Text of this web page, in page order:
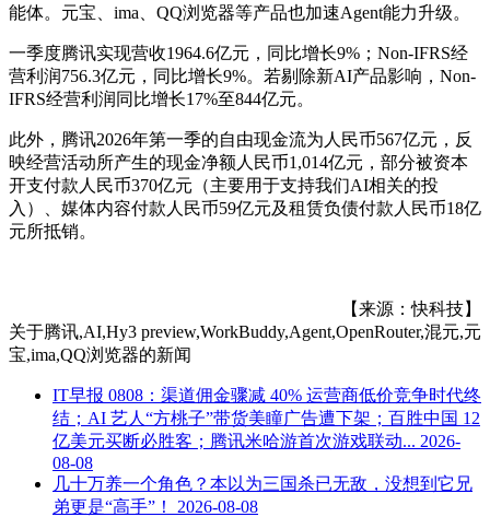
能体。元宝、ima、QQ浏览器等产品也加速Agent能力升级。
一季度腾讯实现营收1964.6亿元，同比增长9%；Non-IFRS经
营利润756.3亿元，同比增长9%。若剔除新AI产品影响，Non-
IFRS经营利润同比增长17%至844亿元。
此外，腾讯2026年第一季的自由现金流为人民币567亿元，反
映经营活动所产生的现金净额人民币1,014亿元，部分被资本
开支付款人民币370亿元（主要用于支持我们AI相关的投
入）、媒体内容付款人民币59亿元及租赁负债付款人民币18亿
元所抵销。
【来源：快科技】
关于腾讯,AI,Hy3 preview,WorkBuddy,Agent,OpenRouter,混元,元
宝,ima,QQ浏览器的新闻
IT早报 0808：渠道佣金骤减 40% 运营商低价竞争时代终
结；AI 艺人“方桃子”带货美瞳广告遭下架；百胜中国 12
亿美元买断必胜客；腾讯米哈游首次游戏联动... 2026-
08-08
几十万养一个角色？本以为三国杀已无敌，没想到它兄
弟更是“高手”！
2026-08-08